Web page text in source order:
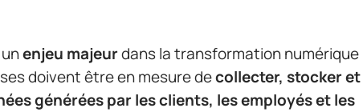
enjeu majeurdans la transformation numérique
doivent être en mesure decollecter, stocker et
générées par les clients, les employés et les